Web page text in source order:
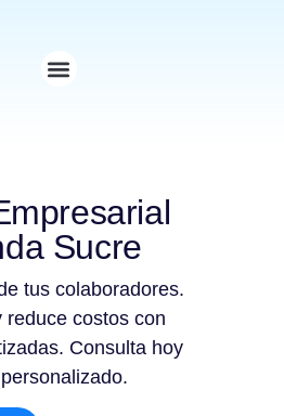
Sucre
tus colaboradores.
reduce costos con
Consulta hoy